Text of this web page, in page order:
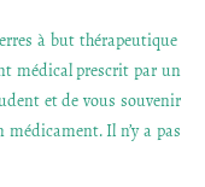
à but thérapeutique
médical prescrit par un
et de vous souvenir
Il n’y a pas